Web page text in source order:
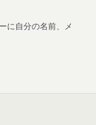
に自分の名前、メ